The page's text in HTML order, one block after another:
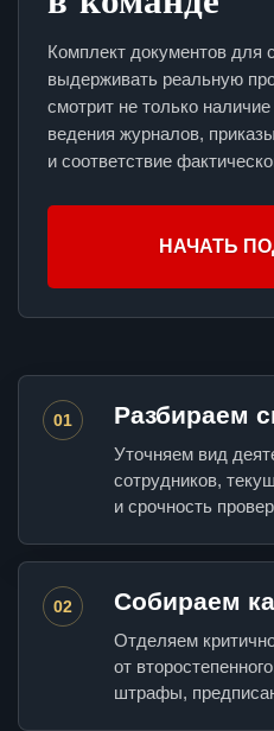
Комплект документов для
выдерживать реальную
смотрит не только
ведения журналов,
и соответствие
НАЧАТЬ
01 Разбираем
Уточняем вид
сотрудников,
и срочность
02 Собираем
Отделяем
от
штрафы,